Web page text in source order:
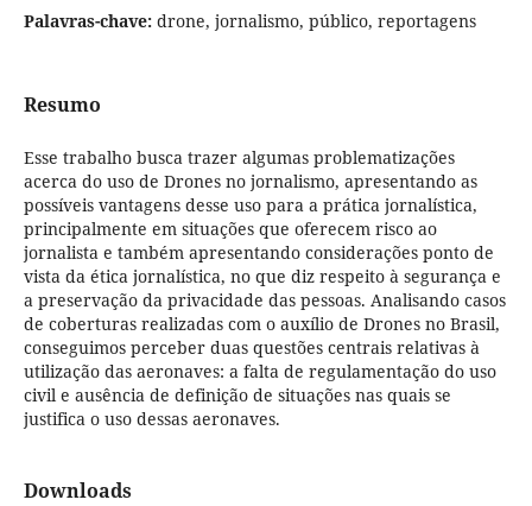
Palavras-chave: drone, jornalismo, público, reportagens
Resumo
Esse trabalho busca trazer algumas problematizações
acerca do uso de Drones no jornalismo, apresentando as
possíveis vantagens desse uso para a prática jornalística,
principalmente em situações que oferecem risco ao
jornalista e também apresentando considerações ponto de
vista da ética jornalística, no que diz respeito à segurança e
a preservação da privacidade das pessoas. Analisando casos
de coberturas realizadas com o auxílio de Drones no Brasil,
conseguimos perceber duas questões centrais relativas à
utilização das aeronaves: a falta de regulamentação do uso
civil e ausência de definição de situações nas quais se
justifica o uso dessas aeronaves.
Downloads